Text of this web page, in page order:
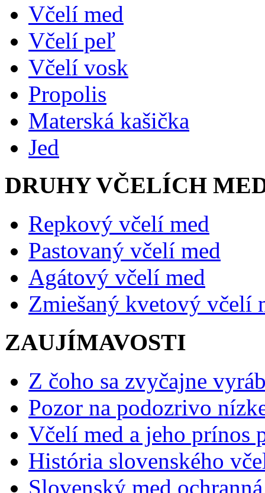
Včelí med
Včelí peľ
Včelí vosk
Propolis
Materská kašička
Jed
DRUHY VČELÍCH
Repkový včelí med
Pastovaný včelí med
Agátový včelí med
Zmiešaný kvetový včelí
ZAUJÍMAVOSTI
Z čoho sa zvyčajne
Pozor na podozrivo
Včelí med a jeho prínos
História slovenského
Slovenský med